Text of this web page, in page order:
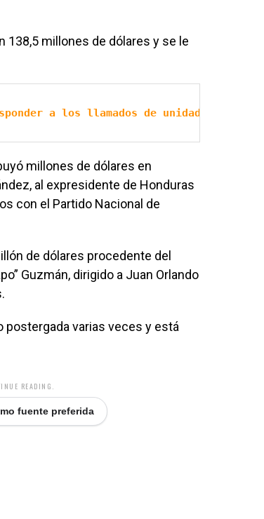
millones de dólares y se le
a los llamados de unidad
millones de dólares en
al expresidente de Honduras
con el Partido Nacional de
de dólares procedente del
Guzmán, dirigido a Juan Orlando
postergada varias veces y está
READING.
fuente preferida